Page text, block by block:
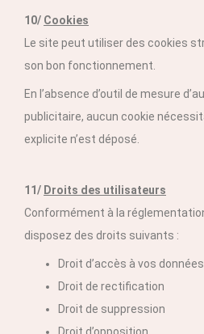
10/ Cookies
Le site peut utiliser des cookies
son bon fonctionnement.
En l’absence d’outil de mesure
publicitaire, aucun cookie
explicite n’est déposé.
11/ Droits des utilisateurs
Conformément à la
disposez des droits suivants :
Droit d’accès à vos données
Droit de rectification
Droit de suppression